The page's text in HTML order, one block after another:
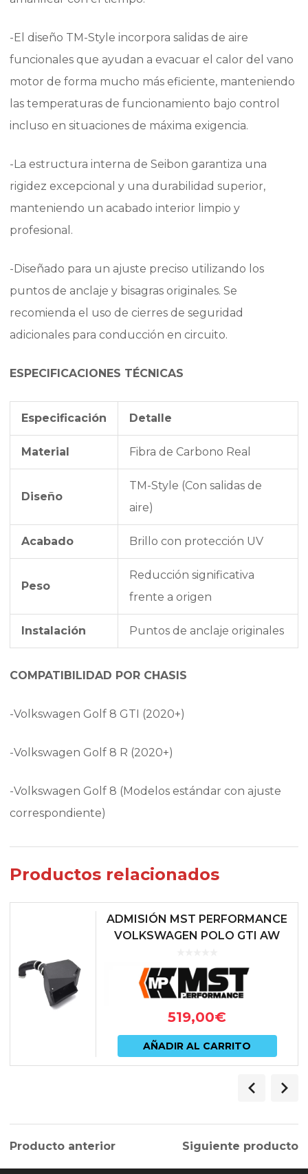
-El diseño TM-Style incorpora salidas de aire
funcionales que ayudan a evacuar el calor del vano
motor de forma mucho más eficiente, manteniendo
las temperaturas de funcionamiento bajo control
incluso en situaciones de máxima exigencia.
-La estructura interna de Seibon garantiza una
rigidez excepcional y una durabilidad superior,
manteniendo un acabado interior limpio y
profesional.
-Diseñado para un ajuste preciso utilizando los
puntos de anclaje y bisagras originales. Se
recomienda el uso de cierres de seguridad
adicionales para conducción en circuito.
ESPECIFICACIONES TÉCNICAS
Especificación Detalle
Material Fibra de Carbono Real
Diseño
TM-Style (Con salidas de
aire)
Acabado Brillo con protección UV
Peso
Reducción significativa
frente a origen
Instalación Puntos de anclaje originales
COMPATIBILIDAD POR CHASIS
-Volkswagen Golf 8 GTI (2020+)
-Volkswagen Golf 8 R (2020+)
-Volkswagen Golf 8 (Modelos estándar con ajuste
correspondiente)
Productos relacionados
ADMISIÓN MST PERFORMANCE
VOLKSWAGEN POLO GTI AW
519,00€
AÑADIR AL CARRITO
Producto anterior Siguiente producto